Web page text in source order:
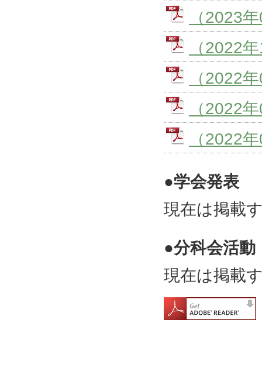
（2023
（2022
（2022
（2022
（2022
●学会発表
現在は掲載
●分科会活動
現在は掲載